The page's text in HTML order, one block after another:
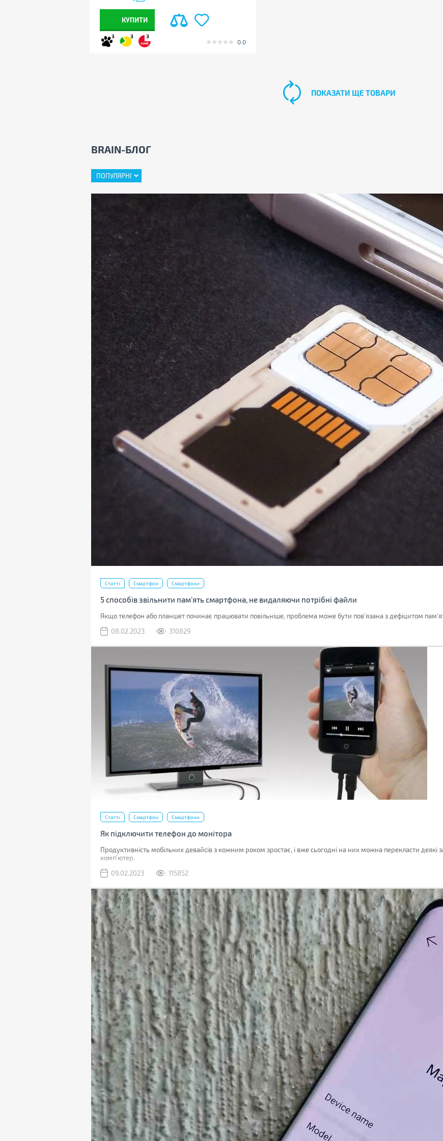
КУПИТИ
3 3 3
0.0
ПОКАЗАТИ ЩЕ ТОВАРИ
BRAIN-БЛОГ
ПОПУЛЯРНІ
Статті Смартфон Смартфони
5 способів звільнити пам’ять смартфона, не видаляючи потрібні файли
Якщо телефон або планшет починає працювати повільніше, проблема може бути пов'язана з дефіцитом
08.02.2023
310829
Статті Смартфон Смартфони
Як підключити телефон до монітора
Продуктивність мобільних девайсів з кожним роком зростає, і вже сьогодні на них можна перекласти деякі
комп'ютер.
09.02.2023
115852